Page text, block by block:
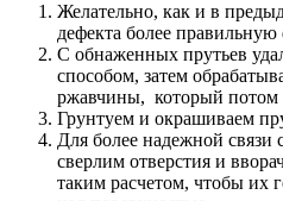
Желательно, как и в
дефекта более
С обнаженных прутьев
способом, затем
ржавчины, который потом
Грунтуем и окрашиваем
Для более надежной связи
сверлим отверстия и
таким расчетом, чтобы их